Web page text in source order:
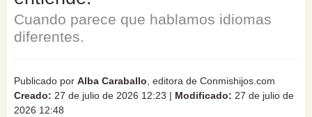
Cuando parece que hablamos idiomas
diferentes.
Publicado por Alba Caraballo , editora de Conmishijos.com
Creado: 27 de julio de 2026 12:23 | Modificado: 27 de julio de
2026 12:48